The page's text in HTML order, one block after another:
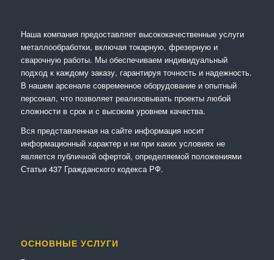
Наша компания предоставляет высококачественные услуги
металлообработки, включая токарную, фрезерную и
сварочную работы. Мы обеспечиваем индивидуальный
подход к каждому заказу, гарантируя точность и надежность.
В нашем арсенале современное оборудование и опытный
персонал, что позволяет реализовывать проекты любой
сложности в срок и с высоким уровнем качества.
Вся представленная на сайте информация носит
информационный характер и ни при каких условиях не
является публичной офертой, определяемой положениями
Статьи 437 Гражданского кодекса РФ.
ОСНОВНЫЕ УСЛУГИ